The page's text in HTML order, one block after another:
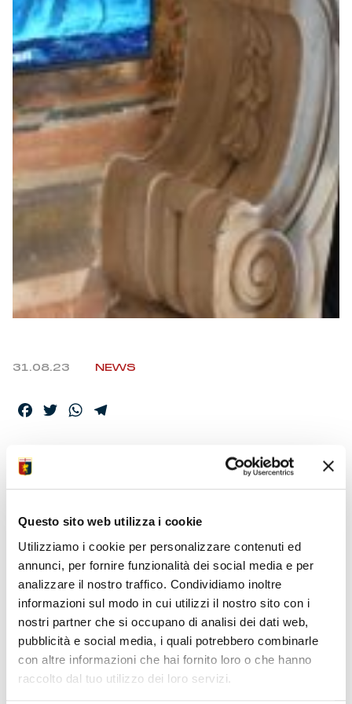
Questo sito web utilizza i cookie
Utilizziamo i cookie per personalizzare contenuti ed
annunci, per fornire funzionalità dei social media e per
analizzare il nostro traffico. Condividiamo inoltre
informazioni sul modo in cui utilizzi il nostro sito con i
nostri partner che si occupano di analisi dei dati web,
pubblicità e social media, i quali potrebbero combinarle
con altre informazioni che hai fornito loro o che hanno
raccolto dal tuo utilizzo dei loro servizi.
Summer Sale
Mare
Accessori
Party
Outlet
Isolani x Genoa
Gift Card Online Store
31.08.23 NEWS
Facebook
TwitterWhatsApp
BERKAN KUTLU,
CENTROCAMPO
L’incontro con la dirigenza a Villa Rostan e poi la firma
del contratto. Venerdì primo allenamento con i
compagni nella pre-vigilia di Torino-Genoa.